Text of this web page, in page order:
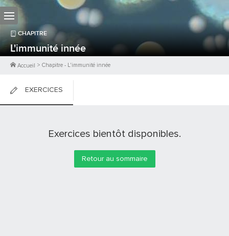
CHAPITRE
L'immunité innée
Accueil > Chapitre - L'immunité innée
EXERCICES
Exercices bientôt disponibles.
Retour au sommaire